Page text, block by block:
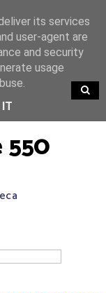
550
its services
user-agent are
and security
usage
IT